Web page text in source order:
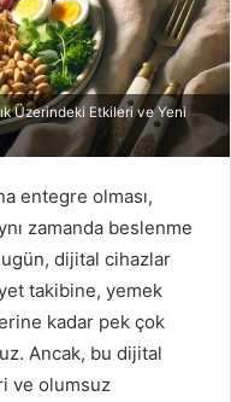
Üzerindeki Etkileri ve Yeni
entegre olması,
zamanda beslenme
dijital cihazlar
takibine, yemek
kadar pek çok
Ancak, bu dijital
ve olumsuz